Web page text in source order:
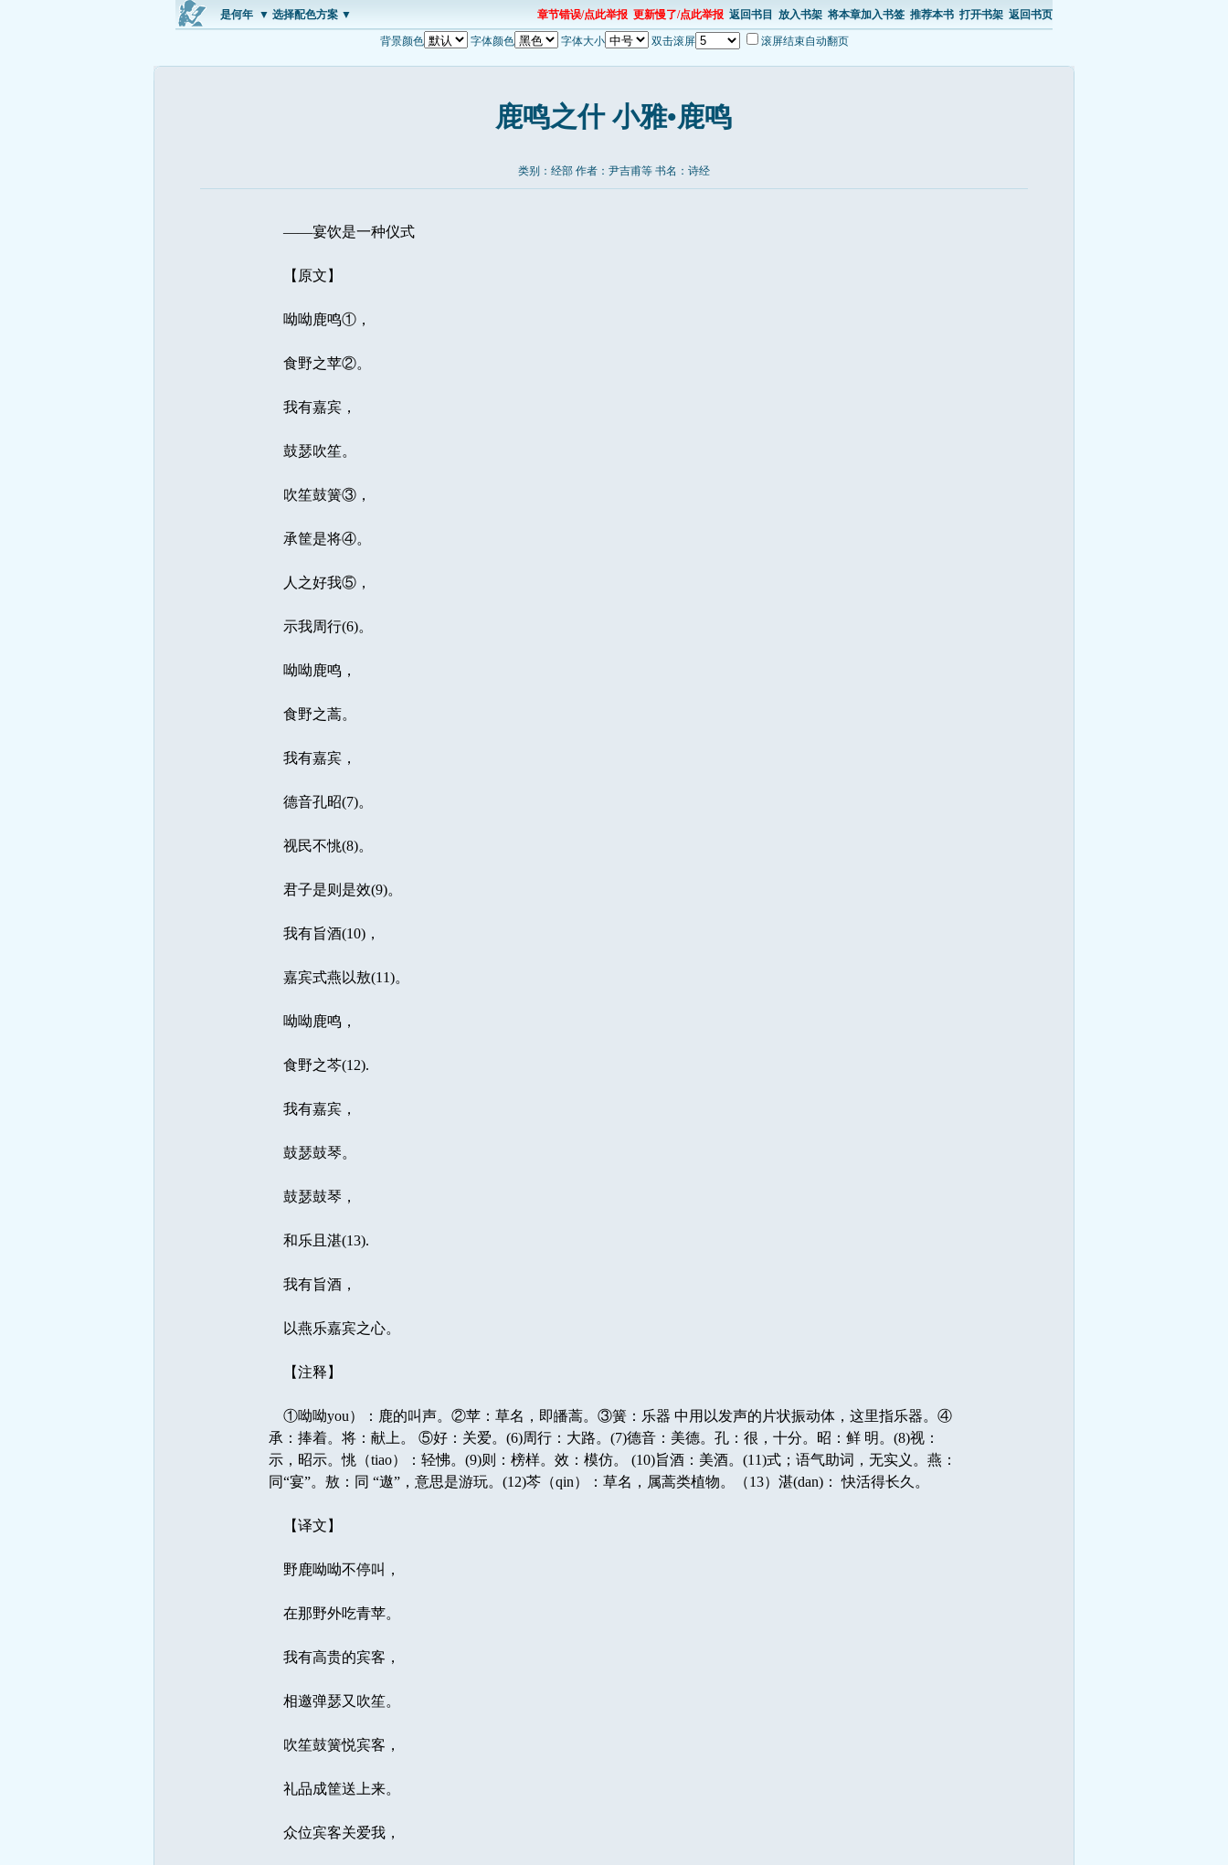
是何年 ▼ 选择配色方案 ▼ 章节错误/点此举报 更新慢了/点此举报 返回书目 放入书架 将本章加入书签 推荐本书 打开书架 返回书页
背景颜色 字体颜色 字体大小 双击滚屏 滚屏结束自动翻页
鹿鸣之什 小雅•鹿鸣
类别：经部 作者：尹吉甫等 书名： 诗经
——宴饮是一种仪式
【原文】
呦呦鹿鸣①，
食野之苹②。
我有嘉宾，
鼓瑟吹笙。
吹笙鼓簧③，
承筐是将④。
人之好我⑤，
示我周行(6)。
呦呦鹿鸣，
食野之蒿。
我有嘉宾，
德音孔昭(7)。
视民不恌(8)。
君子是则是效(9)。
我有旨酒(10)，
嘉宾式燕以敖(11)。
呦呦鹿鸣，
食野之芩(12).
我有嘉宾，
鼓瑟鼓琴。
鼓瑟鼓琴，
和乐且湛(13).
我有旨酒，
以燕乐嘉宾之心。
【注释】
①呦呦you）：鹿的叫声。②苹：草名，即皤蒿。③簧：乐器 中用以发声的片状振动体，这里指乐器。④
承：捧着。将：献上。 ⑤好：关爱。(6)周行：大路。(7)德音：美德。孔：很，十分。昭：鲜 明。(8)视：
示，昭示。恌（tiao）：轻怫。(9)则：榜样。效：模仿。 (10)旨酒：美酒。(11)式；语气助词，无实义。燕：
同“宴”。敖：同 “遨”，意思是游玩。(12)芩（qin）：草名，属蒿类植物。（13）湛(dan)： 快活得长久。
【译文】
野鹿呦呦不停叫，
在那野外吃青苹。
我有高贵的宾客，
相邀弹瑟又吹笙。
吹笙鼓簧悦宾客，
礼品成筐送上来。
众位宾客关爱我，